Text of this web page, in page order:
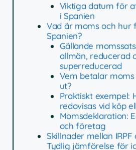
Viktiga datum för
i Spanien
Vad är moms och hur
Spanien?
Gällande
allmän, reducerad
superreducerad
Vem betalar
ut?
Praktiskt exempel:
redovisas vid köp
Momsdeklaration:
och företag
Skillnader mellan IRPF
Tydlig jämförelse för